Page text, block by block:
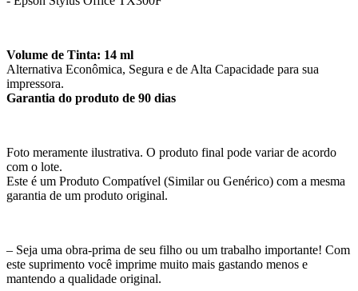
Volume de Tinta: 14 ml
Alternativa Econômica, Segura e de Alta Capacidade para sua
impressora.
Garantia do produto de 90 dias
Foto meramente ilustrativa. O produto final pode variar de acordo
com o lote.
Este é um Produto Compatível (Similar ou Genérico) com a mesma
garantia de um produto original.
– Seja uma obra-prima de seu filho ou um trabalho importante! Com
este suprimento você imprime muito mais gastando menos e
mantendo a qualidade original.